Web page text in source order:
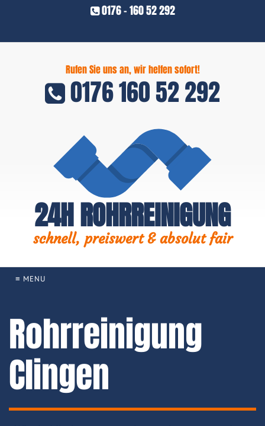
0176 - 160 52 292
Rufen Sie uns an, wir helfen sofort!
0176 160 52 292
24H ROHRREINIGUNG
schnell, preiswert & absolut fair
≡ MENU
Rohrreinigung
Clingen